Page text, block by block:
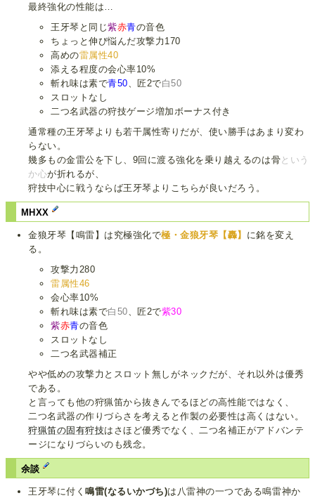
最終強化の性能は…
王牙琴と同じ紫赤青の音色
ちょっと伸び悩んだ攻撃力170
高めの雷属性40
添える程度の会心率10%
斬れ味は素で青50 、匠2で白50
スロットなし
二つ名武器の狩技ゲージ増加ボーナス付き
通常種の王牙琴よりも若干属性寄りだが、使い勝手はあまり変わ
らない。
幾多もの金雷公を下し、9回に渡る強化を乗り越えるのは骨という
か心が折れるが、
狩技中心に戦うならば王牙琴よりこちらが良いだろう。
MHXX
金狼牙琴【鳴雷】は究極強化で極・金狼牙琴【轟】 に銘を変え
る。
攻撃力280
雷属性46
会心率10%
斬れ味は素で白50、匠2で紫30
紫赤青の音色
スロットなし
二つ名武器補正
やや低めの攻撃力とスロット無しがネックだが、それ以外は優秀
である。
と言っても他の狩猟笛から抜きんでるほどの高性能ではなく、
二つ名武器の作りづらさを考えると作製の必要性は高くはない。
狩猟笛の固有狩技はさほど優秀でなく、二つ名補正がアドバンテ
ージになりづらいのも残念。
余談
王牙琴に付く鳴雷(なるいかづち)は八雷神の一つである鳴雷神か